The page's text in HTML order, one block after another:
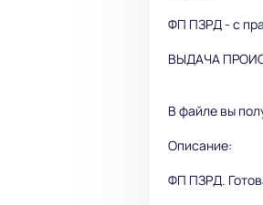
ФП ПЗРД - с
ВЫДАЧА
В файле вы
Описание:
ФП ПЗРД.